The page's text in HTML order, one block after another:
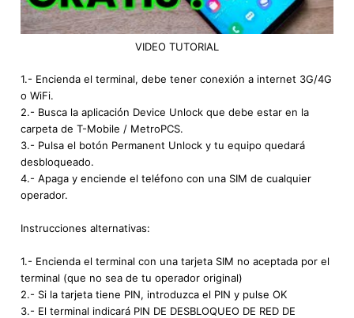
VIDEO TUTORIAL
1.- Encienda el terminal, debe tener conexión a internet 3G/4G
o WiFi.
2.- Busca la aplicación Device Unlock que debe estar en la
carpeta de T-Mobile / MetroPCS.
3.- Pulsa el botón Permanent Unlock y tu equipo quedará
desbloqueado.
4.- Apaga y enciende el teléfono con una SIM de cualquier
operador.
Instrucciones alternativas:
1.- Encienda el terminal con una tarjeta SIM no aceptada por el
terminal (que no sea de tu operador original)
2.- Si la tarjeta tiene PIN, introduzca el PIN y pulse OK
3.- El terminal indicará PIN DE DESBLOQUEO DE RED DE